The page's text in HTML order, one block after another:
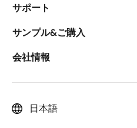
サポート
サンプル&ご購入
会社情報
日本語
2016年9月2日
て、第3報をお知らせします。